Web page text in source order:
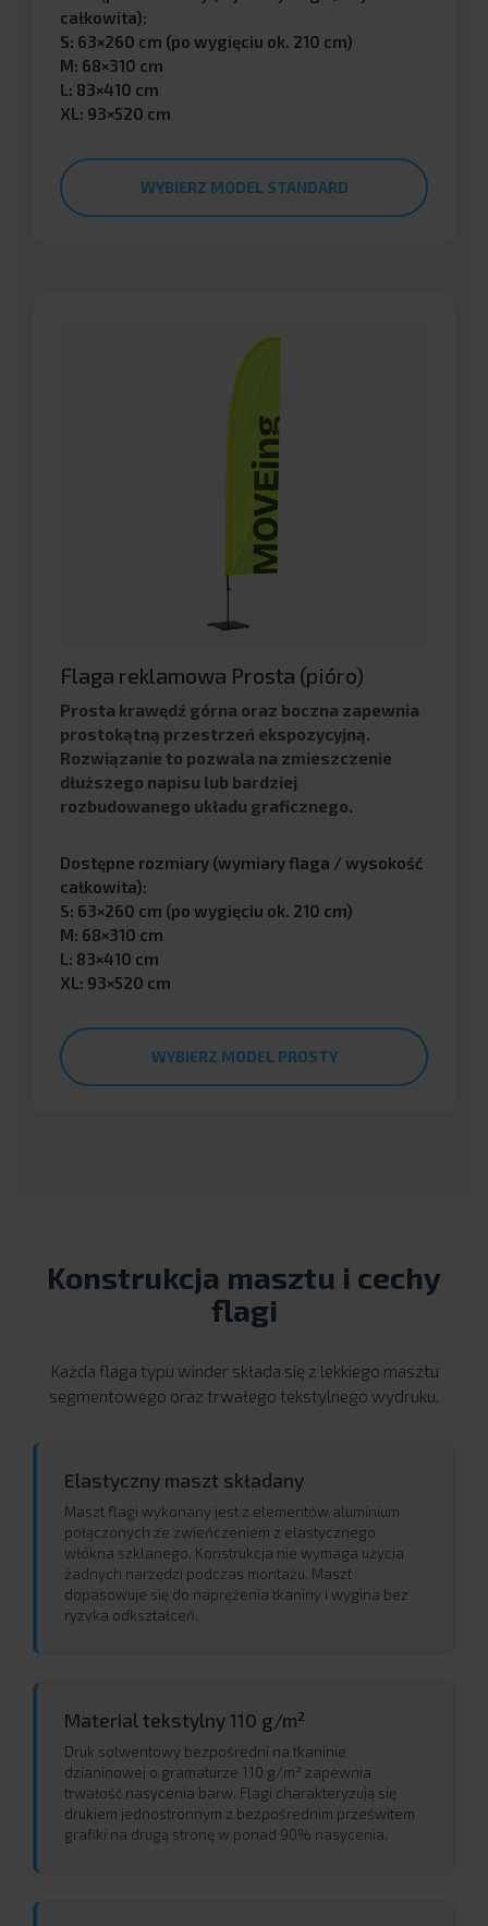
całkowita):
S: 63×260 cm (po wygięciu ok. 210 cm)
M: 68×310 cm
L: 83×410 cm
XL: 93×520 cm
WYBIERZ MODEL STANDARD
Flaga reklamowa Prosta (pióro)
Prosta krawędź górna oraz boczna zapewnia
prostokątną przestrzeń ekspozycyjną.
Rozwiązanie to pozwala na zmieszczenie
dłuższego napisu lub bardziej
rozbudowanego układu graficznego.
Dostępne rozmiary (wymiary flaga / wysokość
całkowita):
S: 63×260 cm (po wygięciu ok. 210 cm)
M: 68×310 cm
L: 83×410 cm
XL: 93×520 cm
WYBIERZ MODEL PROSTY
Konstrukcja masztu i cechy
flagi
Każda flaga typu winder składa się z lekkiego masztu
segmentowego oraz trwałego tekstylnego wydruku.
Elastyczny maszt składany
Maszt flagi wykonany jest z elementów aluminium
połączonych ze zwieńczeniem z elastycznego
włókna szklanego. Konstrukcja nie wymaga użycia
żadnych narzędzi podczas montażu. Maszt
dopasowuje się do naprężenia tkaniny i wygina bez
ryzyka odkształceń.
Material tekstylny 110 g/m²
Druk solwentowy bezpośredni na tkaninie
dzianinowej o gramaturze 110 g/m² zapewnia
trwałość nasycenia barw. Flagi charakteryzują się
drukiem jednostronnym z bezpośrednim prześwitem
grafiki na drugą stronę w ponad 90% nasycenia.